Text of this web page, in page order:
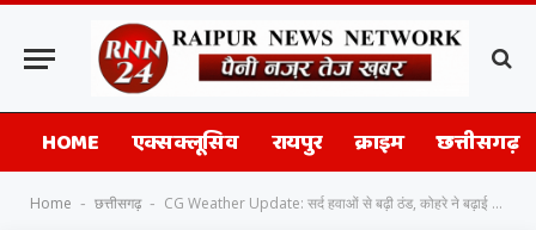
HOME एक्सक्लूसिव रायपुर क्राइम छत्तीसगढ़
Home - छत्तीसगढ़ - CG Weather Update: सर्द हवाओं से बढ़ी ठंड, कोहरे ने बढ़ाई परेशानी